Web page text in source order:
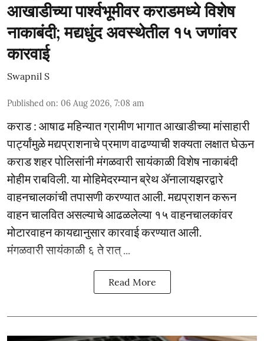
आखाडीच्या पार्श्वभूमीवर कराडमध्ये विशेष
नाकाबंदी; मद्यधुंद अवस्थेतील १५ जणांवर
कारवाई
Swapnil S
Published on: 06 Aug 2026, 7:08 am
कराड : आषाढ महिन्यात ग्रामीण भागात आखाडीच्या मांसाहारी
पार्ट्यांमुळे मद्यप्राशनाचे प्रमाण वाढण्याची शक्यता लक्षात घेऊन
कराड शहर पोलिसांनी मंगळवारी सायंकाळी विशेष नाकाबंदी
मोहीम राबविली. या मोहिमेदरम्यान ब्रेथ ॲनालायझरद्वारे
वाहनचालकांची तपासणी करण्यात आली. मद्यप्राशन करून
वाहन चालवित असल्याचे आढळलेल्या १५ वाहनचालकांवर
मोटारवाहन कायद्यानुसार कारवाई करण्यात आली.
मंगळवारी सायंकाळी ६ ते रात् ...
Read More